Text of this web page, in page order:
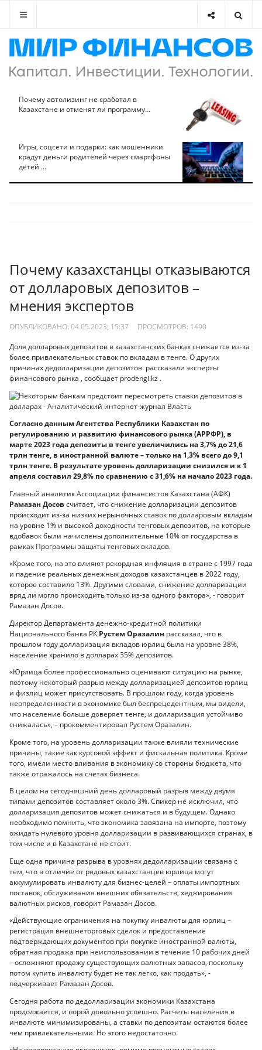
Почему автолизинг не сработал в
Казахстане и отменят ли программу...
Игры, соцсети и подарки: как мошенники
крадут деньги родителей через смартфоны
детей ...
Почему казахстанцы отказываются
от долларовых депозитов –
мнения экспертов
ОПУБЛИКОВАНО: 04.05.2023, 15:37 ПРОСМОТРОВ: 1490
Доля долларовых депозитов в казахстанских банках снижается из-за
более привлекательных ставок по вкладам в тенге. О других
причинах дедолларизации депозитов рассказали эксперты
финансового рынка , сообщает prodengi.kz .
Согласно данным Агентства Республики Казахстан по
регулированию и развитию финансового рынка (АРРФР), в
марте 2023 года депозиты в тенге увеличились на 3,7% до 21,6
трлн тенге, в иностранной валюте – только на 1,3% всего до 9,1
трлн тенге. В результате уровень долларизации снизился и к 1
апреля составил 29,8% по сравнению с 31,6% на начало 2023 года.
Главный аналитик Ассоциации финансистов Казахстана (АФК)
Рамазан Досов считает, что снижение долларизации депозитов
происходит из-за низких нерыночных ставок по долларовым вкладам
на уровне 1% и высокой доходности тенговых депозитов, на которые
вдобавок были начислены дополнительные 10% от государства в
рамках Программы защиты тенговых вкладов.
«Кроме того, на это влияют рекордная инфляция в стране с 1997 года
и падение реальных денежных доходов казахстанцев в 2022 году,
которое составило 13%. Другими словами, снижение долларизации
вряд ли могло происходить только из-за одного фактора», - говорит
Рамазан Досов.
Директор Департамента денежно-кредитной политики
Национального банка РК Рустем Оразалин рассказал, что в
прошлом году долларизация вкладов юрлиц была на уровне 38%,
население хранило в долларах 35% депозитов.
«Юрлица более профессионально оценивают ситуацию на рынке,
поэтому некоторый разрыв между долларизацией депозитов юрлиц
и физлиц может присутствовать. В прошлом году, когда уровень
неопределенности в экономике был беспрецедентным, мы видели,
что население больше доверяет тенге, и долларизация устойчиво
снижалась», – прокомментировал Рустем Оразалин.
Кроме того, на уровень долларизации также влияли технические
причины, такие как курсовой эффект и фискальная политика. Кроме
того, имели место вливания в экономику со стороны бюджета, что
также отражалось на счетах бизнеса.
В целом на сегодняшний день долларовый разрыв между двумя
типами депозитов составляет около 3%. Спикер не исключил, что
долларизация депозитов может снижаться и в будущем. Однако
необходимо помнить, что экономика завязана на импорте, поэтому
ожидать нулевого уровня долларизации в развивающихся странах, в
том числе и в Казахстане не стоит.
Еще одна причина разрыва в уровнях дедолларизации связана с
тем, что в отличие от рядовых казахстанцев юрлица могут
аккумулировать инвалюту для бизнес-целей – оплаты импортных
поставок, обслуживания внешних обязательств, хеджирования
валютных рисков, говорит Рамазан Досов.
«Действующие ограничения на покупку инвалюты для юрлиц –
регистрация внешнеторговых сделок и предоставление
подтверждающих документов при покупке иностранной валюты,
обратная продажа при неиспользовании в течение 10 рабочих дней
– осложняют продажу существующих валютных запасов, поскольку
потом купить инвалюту будет не так легко, как продать», -
подчеркивает Рамазан Досов.
Сегодня работа по дедолларизации экономики Казахстана
продолжается, и порой довольно успешно. Расчеты населения в
инвалюте минимизированы, а ставки по депозитам остаются более
чем привлекательными. Но этого недостаточно.